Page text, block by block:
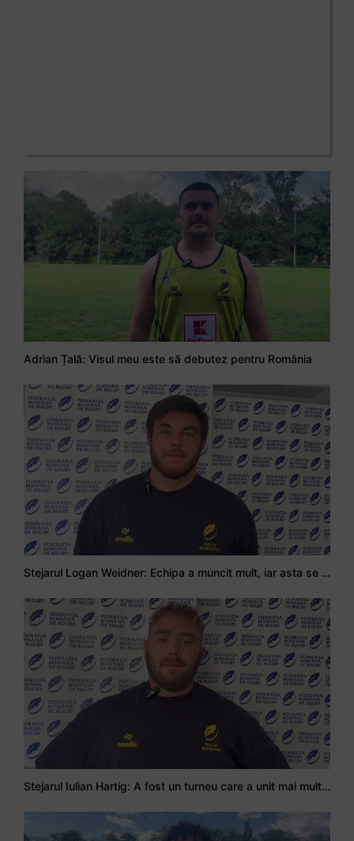
Adrian Țală: Visul meu este să debutez pentru România
Stejarul Logan Weidner: Echipa a muncit mult, iar asta se va vedea în meciurile de la Nations Cup
Stejarul Iulian Hartig: A fost un turneu care a unit mai mult echipa